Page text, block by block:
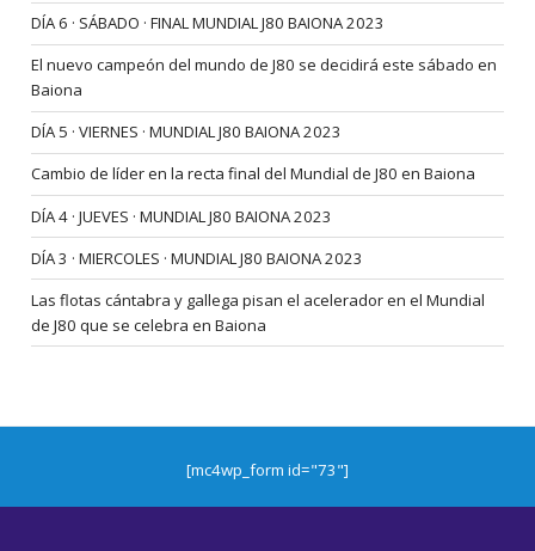
DÍA 6 · SÁBADO · FINAL MUNDIAL J80 BAIONA 2023
El nuevo campeón del mundo de J80 se decidirá este sábado en
Baiona
DÍA 5 · VIERNES · MUNDIAL J80 BAIONA 2023
Cambio de líder en la recta final del Mundial de J80 en Baiona
DÍA 4 · JUEVES · MUNDIAL J80 BAIONA 2023
DÍA 3 · MIERCOLES · MUNDIAL J80 BAIONA 2023
Las flotas cántabra y gallega pisan el acelerador en el Mundial
de J80 que se celebra en Baiona
[mc4wp_form id="73"]